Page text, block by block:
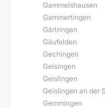
Gammelshausen
Gammertingen
Gärtringen
Gäufelden
Gechingen
Geisingen
Geislingen
Geislingen an der
Gemmingen